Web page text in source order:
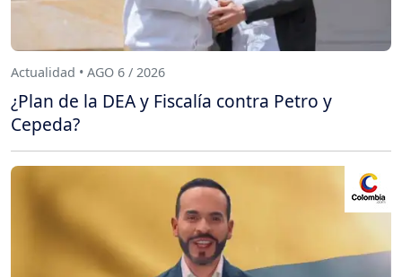
Actualidad • AGO 6 / 2026
¿Plan de la DEA y Fiscalía contra Petro y
Cepeda?